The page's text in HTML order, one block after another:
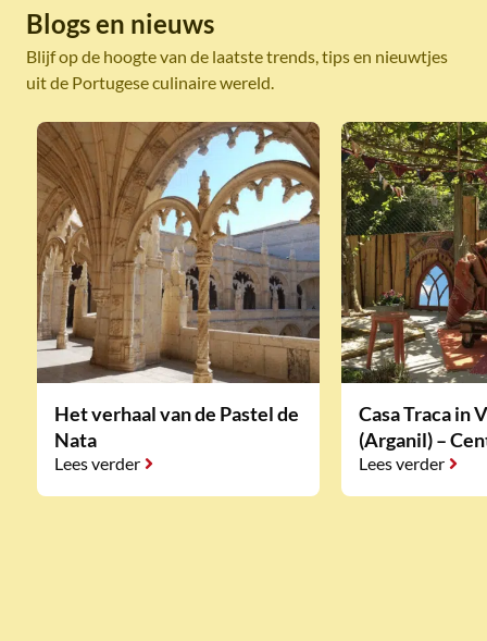
Blogs en nieuws
Blijf op de hoogte van de laatste trends, tips en nieuwtjes
uit de Portugese culinaire wereld.
Het verhaal van de Pastel de
Nata
Lees verder
Casa Traca in
(Arganil) –
Lees verder